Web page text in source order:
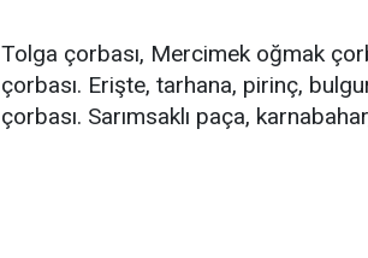
Tolga çorbası, Mercimek oğmak
çorbası. Erişte, tarhana, pirinç,
çorbası. Sarımsaklı paça,